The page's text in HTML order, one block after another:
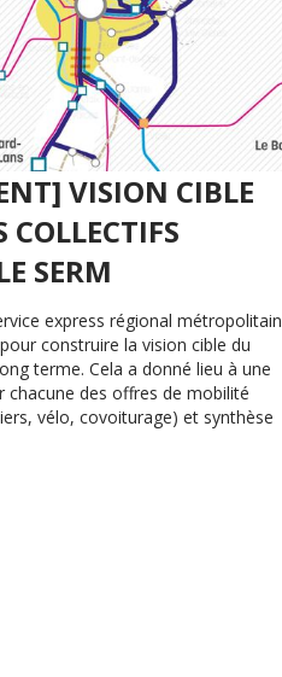
VISION CIBLE
COLLECTIFS
SERM
express régional métropolitain
construire la vision cible du
terme. Cela a donné lieu à une
chacune des offres de mobilité
vélo, covoiturage) et synthèse